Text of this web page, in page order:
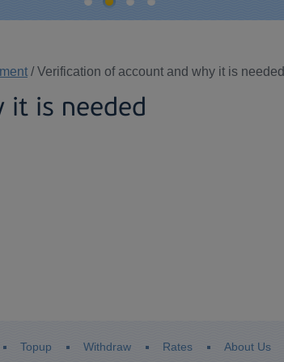
/ Verification of account and why it is needed
it is needed
Topup Withdraw Rates About Us